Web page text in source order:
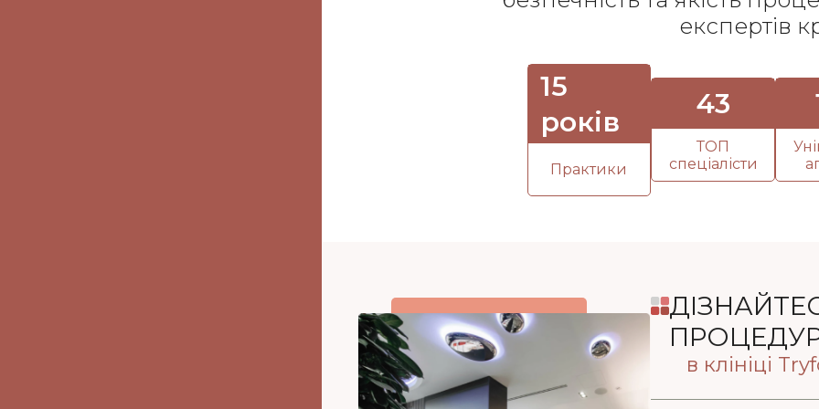
експертів
15
років
Практики
43
ТОП
спеціалісти
в клініці